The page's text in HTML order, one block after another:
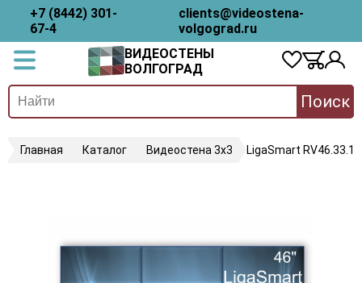
+7 (8442) 301-
67-4
clients@videostena-
volgograd.ru
ВИДЕОСТЕНЫ
ВОЛГОГРАД
Поиск
Главная Каталог Видеостена 3х3 LigaSmart RV46.33.18